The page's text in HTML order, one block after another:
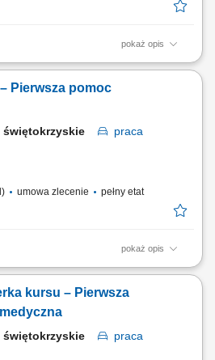
pokaż opis
realizowanie
transportowych i podejmowanie
działalności; Koordynacja procesów
Pierwsza pomoc
świętokrzyskie
praca
umowa zlecenie pełny etat
pokaż opis
Pierwsza pomoc pediatryczna; Czas
kursu – Pierwsza
świętokrzyskie
praca